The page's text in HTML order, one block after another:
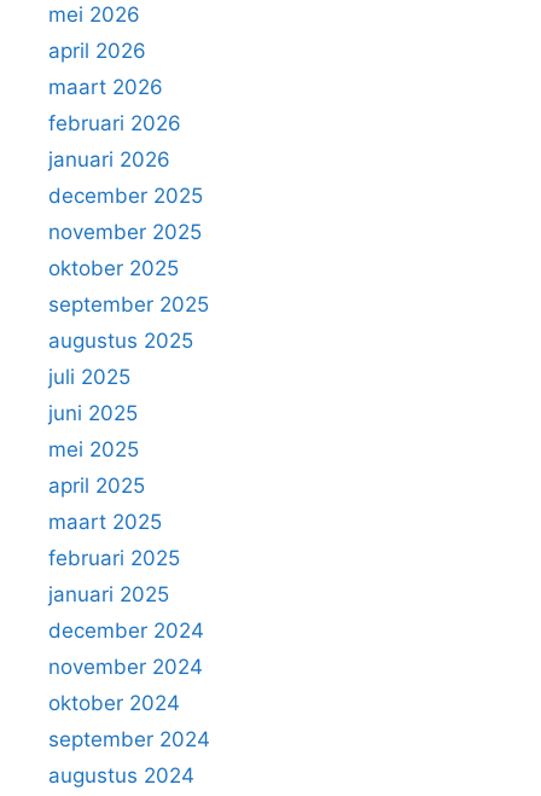
mei 2026
april 2026
maart 2026
februari 2026
januari 2026
december 2025
november 2025
oktober 2025
september 2025
augustus 2025
juli 2025
juni 2025
mei 2025
april 2025
maart 2025
februari 2025
januari 2025
december 2024
november 2024
oktober 2024
september 2024
augustus 2024